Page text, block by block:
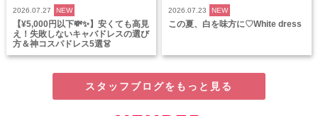
2026.07.27 NEW
【¥5,000円以下💸✨】安くても高見
え！失敗しないキャバドレスの選び
方＆神コスパドレス5選👗
2026.07.23 NEW
この夏、白を味方に♡White dress
スタッフブログをもっと見る